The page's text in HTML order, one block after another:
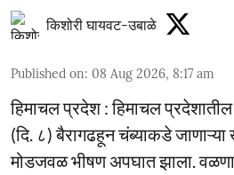
किशोरी घायवट-उबाळे
Published on: 08 Aug 2026, 8:17 am
हिमाचल प्रदेश : हिमाचल प्रदेशातील
(दि. ८) बैरागढहून चंब्याकडे
मोडजवळ भीषण अपघात झाला.